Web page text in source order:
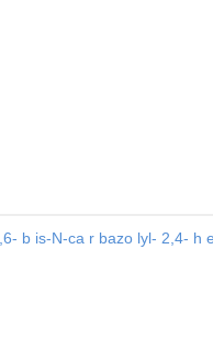
b is-N-ca r bazo lyl- 2,4- h